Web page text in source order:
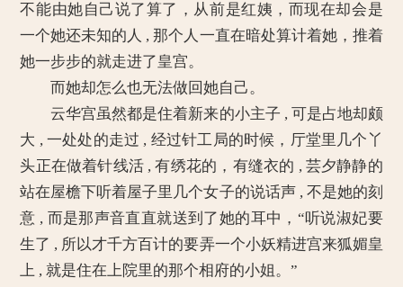
不能由她自己说了算了，从前是红姨，而现在却会是
一个她还未知的人 , 那个人一直在暗处算计着她，推着
她一步步的就走进了皇宫。
而她却怎么也无法做回她自己。
云华宫虽然都是住着新来的小主子 , 可是占地却颇
大 , 一处处的走过 , 经过针工局的时候，厅堂里几个丫
头正在做着针线活 , 有绣花的，有缝衣的 , 芸夕静静的
站在屋檐下听着屋子里几个女子的说话声 , 不是她的刻
意 , 而是那声音直直就送到了她的耳中，“听说淑妃要
生了 , 所以才千方百计的要弄一个小妖精进宫来狐媚皇
上 , 就是住在上院里的那个相府的小姐。”